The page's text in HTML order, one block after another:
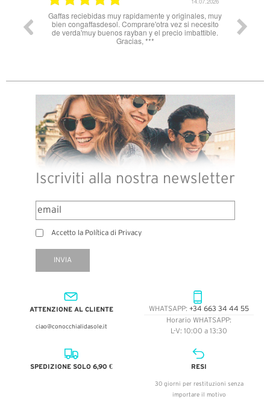
Gaffas reciebidas muy rapidamente y originales, muy
bien congaffasdesol. Comprare'otra vez si necesito
de verda'muy buenos rayban y el precio imbattible.
Gracias, ***
Iscriviti alla nostra newsletter
Accetto la Política di Privacy
INVIA
ATTENZIONE AL CLIENTE
ciao@conocchialidasole.it
WHATSAPP: +34 663 34 44 55
Horario WHATSAPP:
L-V: 10:00 a 13:30
SPEDIZIONE SOLO 6,90 € RESI
30 giorni per restituzioni senza
importare il motivo